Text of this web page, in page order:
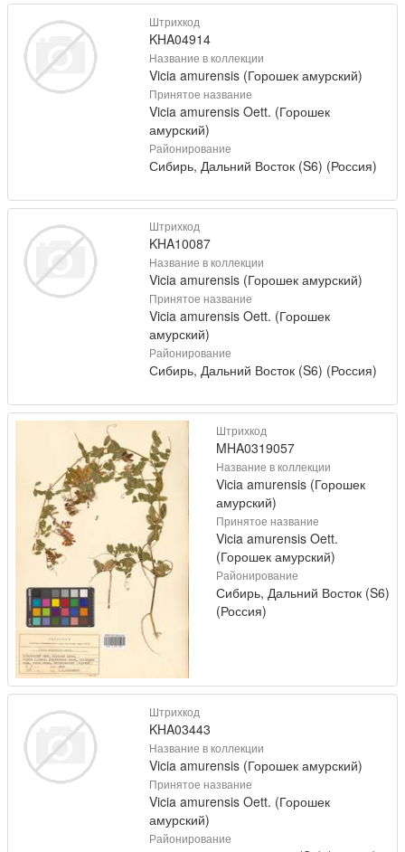
Штрихкод
KHA04914
Название в коллекции
Vicia amurensis (Горошек амурский)
Принятое название
Vicia amurensis Oett. (Горошек
амурский)
Районирование
Сибирь, Дальний Восток (S6) (Россия)
Штрихкод
KHA10087
Название в коллекции
Vicia amurensis (Горошек амурский)
Принятое название
Vicia amurensis Oett. (Горошек
амурский)
Районирование
Сибирь, Дальний Восток (S6) (Россия)
Штрихкод
MHA0319057
Название в коллекции
Vicia amurensis (Горошек
амурский)
Принятое название
Vicia amurensis Oett.
(Горошек амурский)
Районирование
Сибирь, Дальний Восток (S6)
(Россия)
Штрихкод
KHA03443
Название в коллекции
Vicia amurensis (Горошек амурский)
Принятое название
Vicia amurensis Oett. (Горошек
амурский)
Районирование